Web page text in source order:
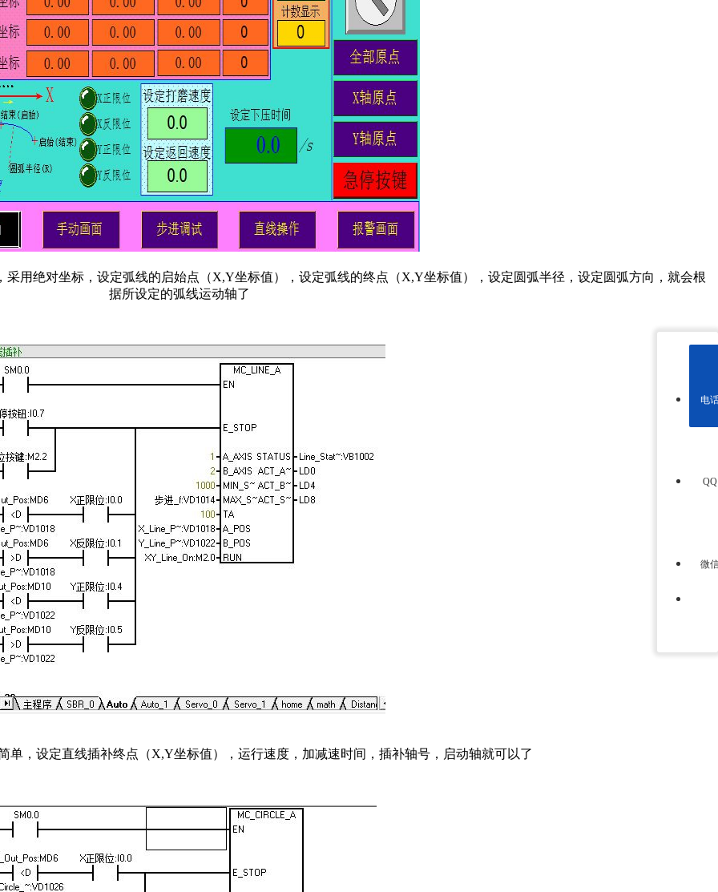
用绝对坐标，设定弧线的启始点（X,Y坐标值），设定弧线的终点（X,Y坐标值），设定圆弧半径，设定圆弧方向，就会根
据所设定的弧线运动轴了
，设定直线插补终点（X,Y坐标值），运行速度，加减速时间，插补轴号，启动轴就可以了
电
微